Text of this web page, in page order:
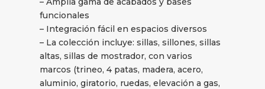
funcionales
– Integración fácil en espacios diversos
– La colección incluye: sillas, sillones, sillas
altas, sillas de mostrador, con varios
marcos (trineo, 4 patas, madera, acero,
aluminio, giratorio, ruedas, elevación a gas,